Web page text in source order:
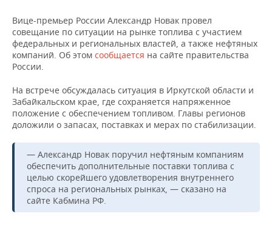
ВОЛЕЙБОЛ
КИБЕРСПОРТ
ФИГУРНОЕ КАТАНИЕ
ВОДНЫЕ ВИДЫ СПОРТА
ХОККЕЙ С МЯЧОМ
ИСТОРИЯ
КУЛЬТУРА
МЕДИЦИНА
ОБРАЗОВАНИЕ
ПРОИСШЕСТВИЯ
СПИСОК ПЕРСОН
СПИСОК КОМПАНИЙ
ПОЛНАЯ ВЕРСИЯ
Вице-премьер России Александр Новак провел
совещание по ситуации на рынке топлива с участием
федеральных и региональных властей, а также нефтяных
компаний. Об этом сообщается на сайте правительства
России.
На встрече обсуждалась ситуация в Иркутской области и
Забайкальском крае, где сохраняется напряженное
положение с обеспечением топливом. Главы регионов
доложили о запасах, поставках и мерах по стабилизации.
— Александр Новак поручил нефтяным компаниям
обеспечить дополнительные поставки топлива с
целью скорейшего удовлетворения внутреннего
спроса на региональных рынках, — сказано на
сайте Кабмина РФ.